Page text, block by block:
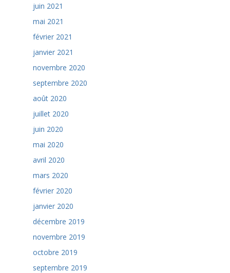
juin 2021
mai 2021
février 2021
janvier 2021
novembre 2020
septembre 2020
août 2020
juillet 2020
juin 2020
mai 2020
avril 2020
mars 2020
février 2020
janvier 2020
décembre 2019
novembre 2019
octobre 2019
septembre 2019